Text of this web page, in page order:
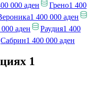
000 аден Грено1 400
1 400 000 аден
аден Раудия1 400
Сабрин1 400 000 аден
1